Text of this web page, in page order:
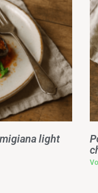
light